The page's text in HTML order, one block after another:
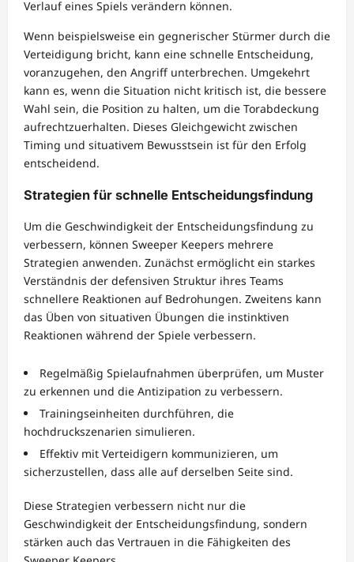
Verlauf eines Spiels verändern können.
Wenn beispielsweise ein gegnerischer Stürmer durch die
Verteidigung bricht, kann eine schnelle Entscheidung,
voranzugehen, den Angriff unterbrechen. Umgekehrt
kann es, wenn die Situation nicht kritisch ist, die bessere
Wahl sein, die Position zu halten, um die Torabdeckung
aufrechtzuerhalten. Dieses Gleichgewicht zwischen
Timing und situativem Bewusstsein ist für den Erfolg
entscheidend.
Strategien für schnelle Entscheidungsfindung
Um die Geschwindigkeit der Entscheidungsfindung zu
verbessern, können Sweeper Keepers mehrere
Strategien anwenden. Zunächst ermöglicht ein starkes
Verständnis der defensiven Struktur ihres Teams
schnellere Reaktionen auf Bedrohungen. Zweitens kann
das Üben von situativen Übungen die instinktiven
Reaktionen während der Spiele verbessern.
Regelmäßig Spielaufnahmen überprüfen, um Muster
zu erkennen und die Antizipation zu verbessern.
Trainingseinheiten durchführen, die
hochdruckszenarien simulieren.
Effektiv mit Verteidigern kommunizieren, um
sicherzustellen, dass alle auf derselben Seite sind.
Diese Strategien verbessern nicht nur die
Geschwindigkeit der Entscheidungsfindung, sondern
stärken auch das Vertrauen in die Fähigkeiten des